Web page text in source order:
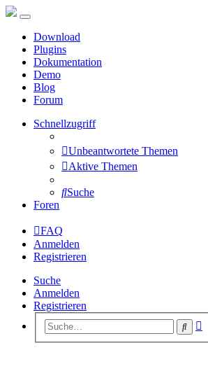
Download
Plugins
Dokumentation
Demo
Blog
Forum
Schnellzugriff
Unbeantwortete Themen
Aktive Themen
Suche
Foren
FAQ
Anmelden
Registrieren
Suche
Anmelden
Registrieren
Suche